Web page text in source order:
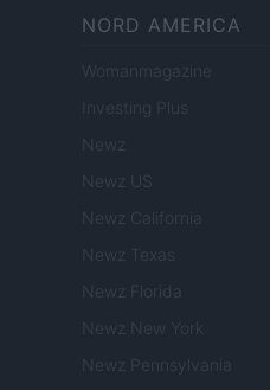
NORD AMERICA
Womanmagazine
Investing Plus
Newz
Newz US
Newz California
Newz Texas
Newz Florida
Newz New York
Newz Pennsylvania